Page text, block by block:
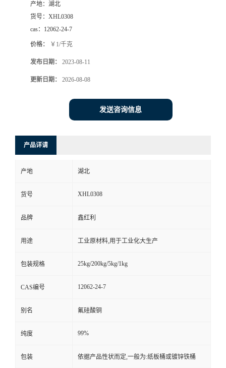
产地： 湖北
货号： XHL0308
cas： 12062-24-7
价格： ￥1/千克
发布日期： 2023-08-11
更新日期： 2026-08-08
发送咨询信息
产品详请
产地 湖北
货号 XHL0308
品牌 鑫红利
用途 工业原材料,用于工业化大生产
包装规格 25kg/200kg/5kg/1kg
CAS编号 12062-24-7
别名 氟硅酸铜
纯度 99%
包装 依据产品性状而定,一般为:纸板桶或镀锌铁桶